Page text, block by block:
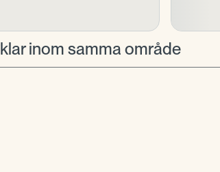
inom samma område